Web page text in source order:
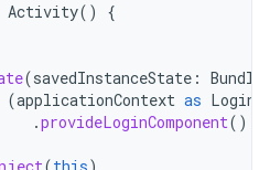
Activity()
{
(savedInstanceState :
(applicationContext as
.provideLoginComponent()